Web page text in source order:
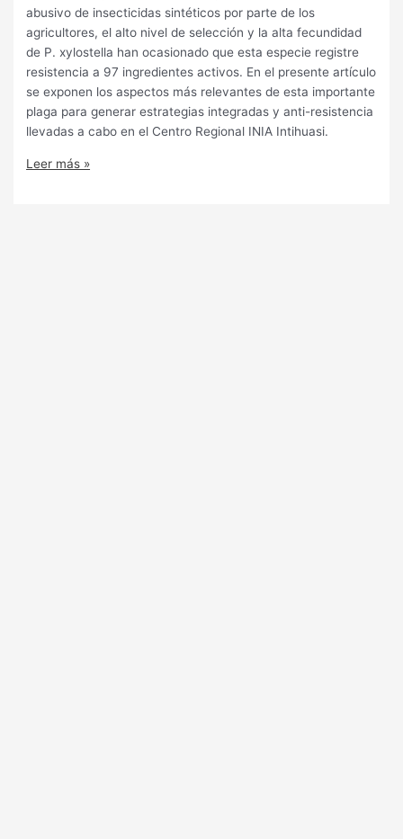
abusivo de insecticidas sintéticos por parte de los
agricultores, el alto nivel de selección y la alta fecundidad
de P. xylostella han ocasionado que esta especie registre
resistencia a 97 ingredientes activos. En el presente artículo
se exponen los aspectos más relevantes de esta importante
plaga para generar estrategias integradas y anti-resistencia
llevadas a cabo en el Centro Regional INIA Intihuasi.
Leer más »